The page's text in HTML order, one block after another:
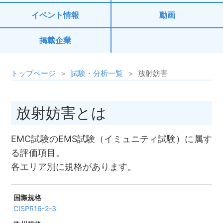
イベント情報 動画
掲載企業
トップページ 試験・分析一覧 放射妨害
放射妨害とは
EMC試験のEMS試験（イミュニティ試験）に属す
る評価項目。
各エリア別に規格があります。
CISPR16-2-3